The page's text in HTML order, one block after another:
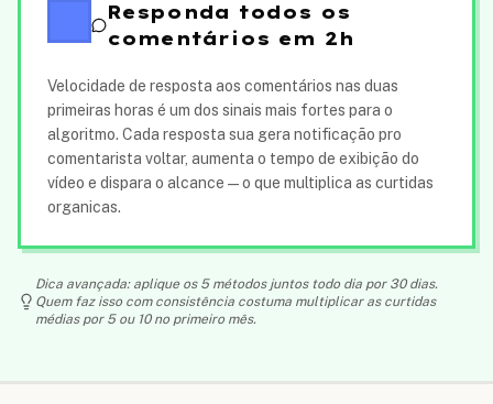
Responda todos os
comentários em 2h
Velocidade de resposta aos comentários nas duas
primeiras horas é um dos sinais mais fortes para o
algoritmo. Cada resposta sua gera notificação pro
comentarista voltar, aumenta o tempo de exibição do
vídeo e dispara o alcance — o que multiplica as curtidas
organicas.
Dica avançada: aplique os 5 métodos juntos todo dia por 30 dias.
Quem faz isso com consistência costuma multiplicar as curtidas
médias por 5 ou 10 no primeiro mês.